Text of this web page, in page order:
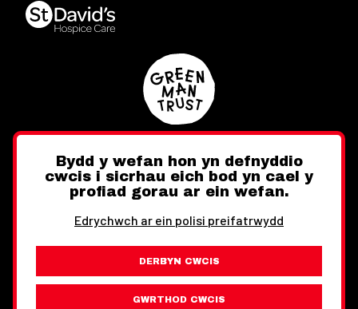
Twitter FacebookInstagram
Ewch i'r Wefan Toward Gwybodaeth Cyfreithiol
Bydd y wefan hon yn defnyddio
cwcis i sicrhau eich bod yn cael y
profiad gorau ar ein wefan.
Edrychwch ar ein polisi preifatrwydd
DERBYN CWCIS
GWRTHOD CWCIS